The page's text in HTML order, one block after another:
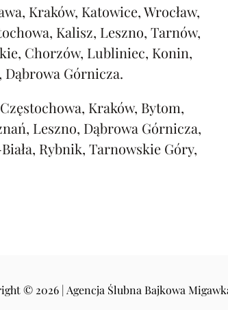
Kraków, Katowice, Wrocław,
Kalisz, Leszno, Tarnów,
Chorzów, Lubliniec, Konin,
Dąbrowa Górnicza.
Kraków, Bytom,
Leszno, Dąbrowa Górnicza,
Rybnik, Tarnowskie Góry,
© 2026 | Agencja Ślubna Bajkowa